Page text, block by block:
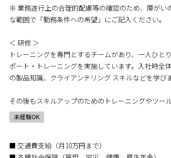
※ 業務遂行上の合理的配慮等の確認のため、障が
な範囲で「勤務条件への希望」にご記入ください。
＜ 研修 ＞
トレーニングを専門とするチームがあり、一人ひ
ポート・トレーニングを実施しています。入社時全
の製品知識、クライアンテリング スキルなどを学びま
その後もスキルアップのためのトレーニングやツー
未経験OK
■ 交通費支給（月10万円まで）